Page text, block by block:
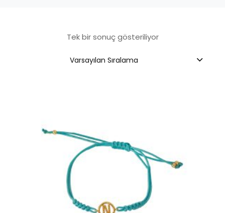
Tek bir sonuç gösteriliyor
Varsayılan Sıralama